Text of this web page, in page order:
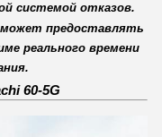
системой отказов.
предоставлять
реального времени
60-5G